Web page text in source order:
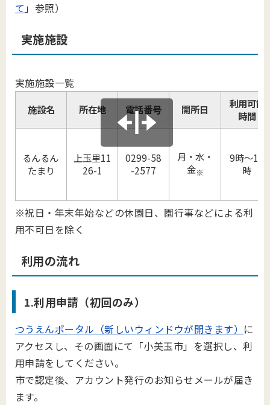
て 」参照）
実施施設
実施施設一覧
施設名 所在地 電話番号 開所日
利用可能
時間
るんるん
たまり
上玉里11
26-1
0299-58
-2577
月・水・
金※
9時～11
時
※祝日・年末年始などの休園日、園行事などによる利
用不可日を除く
利用の流れ
1.利用申請（初回のみ）
つうえんポータル（新しいウィンドウが開きます） に
アクセスし、 その画面にて「小美玉市」を選択し、利
用申請をしてください。
市で認定後、アカウント発行のお知らせメールが届き
ます。